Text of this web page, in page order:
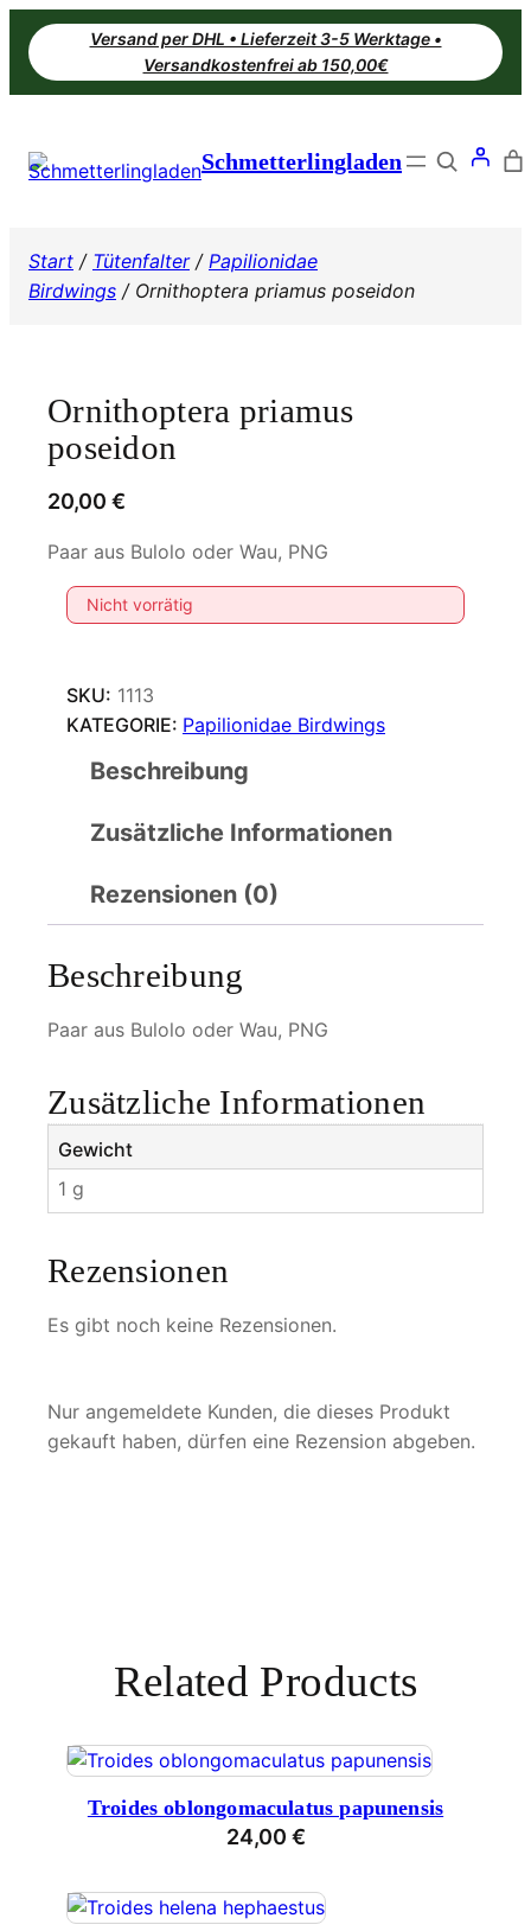
Zum
Inhalt
springen
Versand per DHL • Lieferzeit 3-5 Werktage •
Versandkostenfrei ab 150,00€
Schmetterlingladen Search
Start / Tütenfalter/ Papilionidae
Birdwings / Ornithoptera priamus poseidon
Ornithoptera priamus
poseidon
20,00 €
Paar aus Bulolo oder Wau, PNG
Nicht vorrätig
SKU: 1113
KATEGORIE: Papilionidae Birdwings
Beschreibung
Zusätzliche Informationen
Rezensionen (0)
Beschreibung
Paar aus Bulolo oder Wau, PNG
Zusätzliche Informationen
Gewicht
1 g
Rezensionen
Es gibt noch keine Rezensionen.
Nur angemeldete Kunden, die dieses Produkt
gekauft haben, dürfen eine Rezension abgeben.
Related Products
Troides oblongomaculatus papunensis
24,00 €